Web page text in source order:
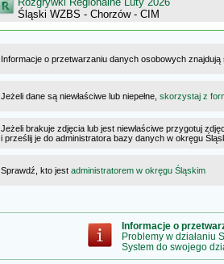
Śląski WZBS - Chorzów - CIM
Informacje o przetwarzaniu danych osobowych
Jeżeli dane są niewłaściwe lub niepełne, skorzystaj z
Jeżeli brakuje zdjęcia lub jest niewłaściwe przygotuj
i prześlij je do administratora bazy danych w okręgu
Sprawdź, kto jest administratorem w okręgu Śląskim
Informacje o
Problemy w działaniu
System do swojego